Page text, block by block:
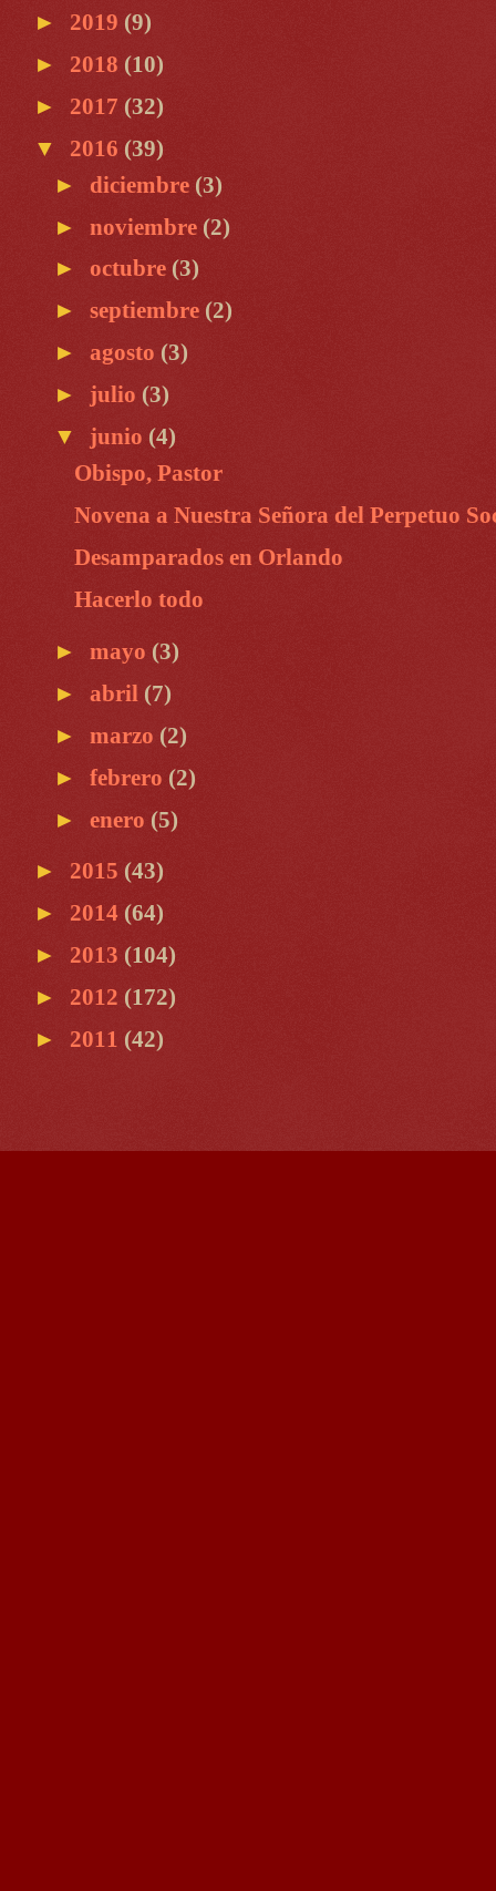
► 2019 (9)
► 2018 (10)
► 2017 (32)
▼ 2016 (39)
► diciembre (3)
► noviembre (2)
► octubre (3)
► septiembre (2)
► agosto (3)
► julio (3)
▼ junio (4)
Obispo, Pastor
Novena a Nuestra Señora del Perpetuo
Desamparados en Orlando
Hacerlo todo
► mayo (3)
► abril (7)
► marzo (2)
► febrero (2)
► enero (5)
► 2015 (43)
► 2014 (64)
► 2013 (104)
► 2012 (172)
► 2011 (42)